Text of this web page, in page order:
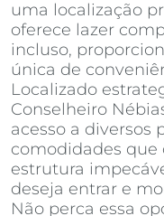
uma localização
oferece lazer
incluso,
única de
Localizado
Conselheiro
acesso a diversos
comodidades que
estrutura
deseja entrar e
Não perca essa